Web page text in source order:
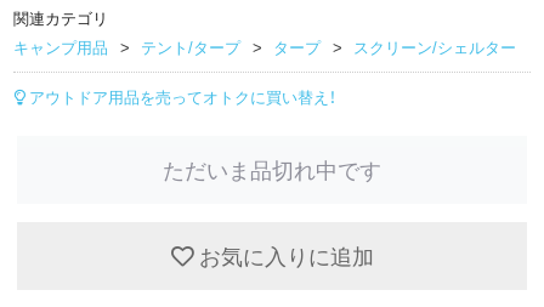
関連カテゴリ
キャンプ用品
テント/タープ タープ スクリーン/シェルター
アウトドア用品を売ってオトクに買い替え！
ただいま品切れ中です
お気に入りに追加